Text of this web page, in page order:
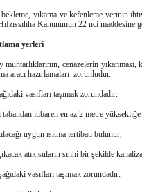
yıkama ve kefenleme yerinin
Kanununun 22 nci maddesine
yerleri
cenazelerin
aracı hazırlamaları zorunludur.
vasıfları taşımak zorundadır:
tabandan itibaren en az 2 metre
uygun ısıtma tertibatı bulunur,
atık suların sıhhi bir şekilde
vasıfları taşımak zorundadır: